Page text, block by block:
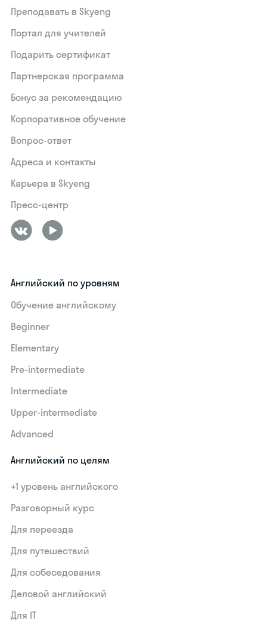
Преподавать в Skyeng
Портал для учителей
Подарить сертификат
Партнерская программа
Бонус за рекомендацию
Корпоративное обучение
Вопрос-ответ
Адреса и контакты
Карьера в Skyeng
Пресс-центр
Английский по уровням
Обучение английскому
Beginner
Elementary
Pre-intermediate
Intermediate
Upper-intermediate
Advanced
Английский по целям
+1 уровень английского
Разговорный курс
Для переезда
Для путешествий
Для собеседования
Деловой английский
Для IT